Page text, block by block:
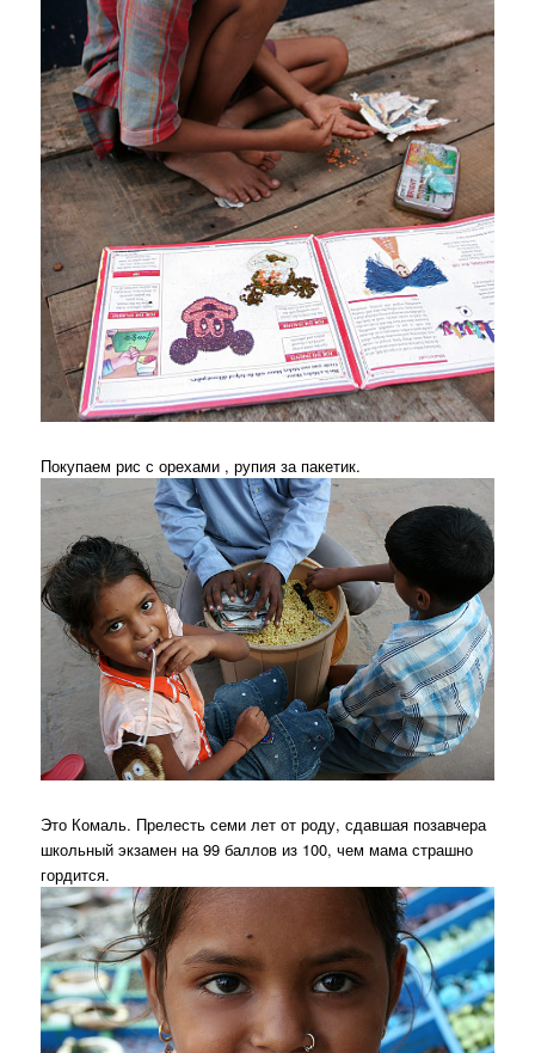
Покупаем рис с орехами , рупия за пакетик.
Это Комаль. Прелесть семи лет от роду, сдавшая позавчера
школьный экзамен на 99 баллов из 100, чем мама страшно
гордится.